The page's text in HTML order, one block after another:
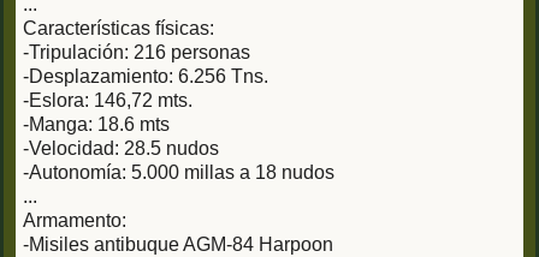
...
Características físicas:
-Tripulación: 216 personas
-Desplazamiento: 6.256 Tns.
-Eslora: 146,72 mts.
-Manga: 18.6 mts
-Velocidad: 28.5 nudos
-Autonomía: 5.000 millas a 18 nudos
...
Armamento:
-Misiles antibuque AGM-84 Harpoon